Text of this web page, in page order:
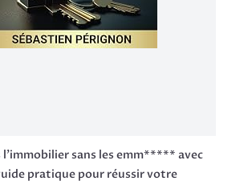
l'immobilier sans les emm***** avec
pratique pour réussir votre